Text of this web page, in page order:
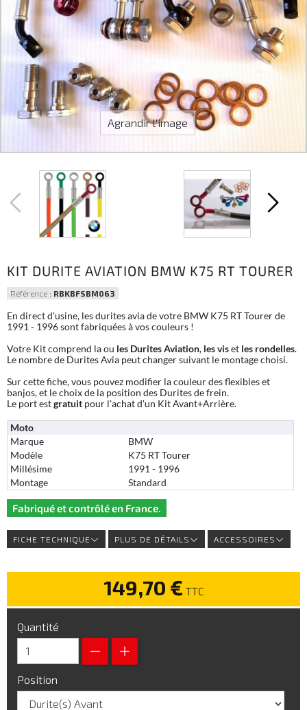
Agrandir l'image
KIT DURITE AVIATION BMW K75 RT TOURER
Référence : RBKBFSBM063
En direct d'usine, les durites avia de votre BMW K75 RT Tourer de
1991 - 1996 sont fabriquées à vos couleurs !
Votre Kit comprend la ou les Durites Aviation, les viset les rondelles.
Le nombre de Durites Avia peut changer suivant le montage choisi.
Sur cette fiche, vous pouvez modifier la couleur des flexibles et
banjos, et le choix de la position des Durites de frein.
Le port estgratuit pour l'achat d'un Kit Avant+Arrière.
Moto
Marque
BMW
Modèle
K75 RT Tourer
Millésime
1991 - 1996
Montage
Standard
Fabriqué et contrôlé en France.
FICHE TECHNIQUE PLUS DE DÉTAILS ACCESSOIRES
149,70 € TTC
Quantité
Position